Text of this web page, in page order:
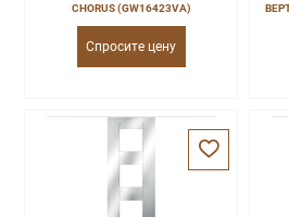
CHORUS (GW16423VA)
Спросите цену